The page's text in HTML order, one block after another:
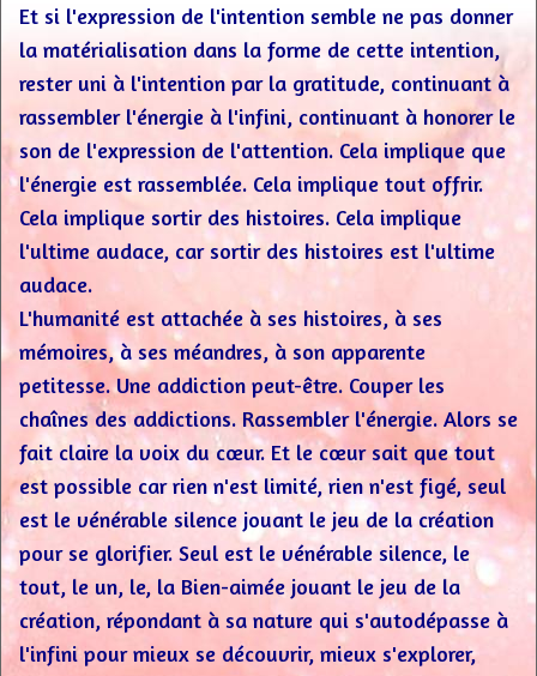
Et si l'expression de l'intention semble ne pas donner
la matérialisation dans la forme de cette intention,
rester uni à l'intention par la gratitude, continuant à
rassembler l'énergie à l'infini, continuant à honorer le
son de l'expression de l'attention. Cela implique que
l'énergie est rassemblée. Cela implique tout offrir.
Cela implique sortir des histoires. Cela implique
l'ultime audace, car sortir des histoires est l'ultime
audace.
L'humanité est attachée à ses histoires, à ses
mémoires, à ses méandres, à son apparente
petitesse. Une addiction peut-être. Couper les
chaînes des addictions. Rassembler l'énergie. Alors se
fait claire la voix du cœur. Et le cœur sait que tout
est possible car rien n'est limité, rien n'est figé, seul
est le vénérable silence jouant le jeu de la création
pour se glorifier. Seul est le vénérable silence, le
tout, le un, le, la Bien-aimée jouant le jeu de la
création, répondant à sa nature qui s'autodépasse à
l'infini pour mieux se découvrir, mieux s'explorer,